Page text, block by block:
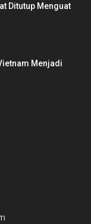
Ditutup Menguat
Menjadi